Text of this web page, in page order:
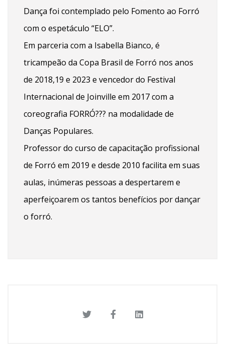
Dança foi contemplado pelo Fomento ao Forró
com o espetáculo “ELO”.
Em parceria com a Isabella Bianco, é
tricampeão da Copa Brasil de Forró nos anos
de 2018,19 e 2023 e vencedor do Festival
Internacional de Joinville em 2017 com a
coreografia FORRÓ??? na modalidade de
Danças Populares.
Professor do curso de capacitação profissional
de Forró em 2019 e desde 2010 facilita em suas
aulas, inúmeras pessoas a despertarem e
aperfeiçoarem os tantos benefícios por dançar
o forró.